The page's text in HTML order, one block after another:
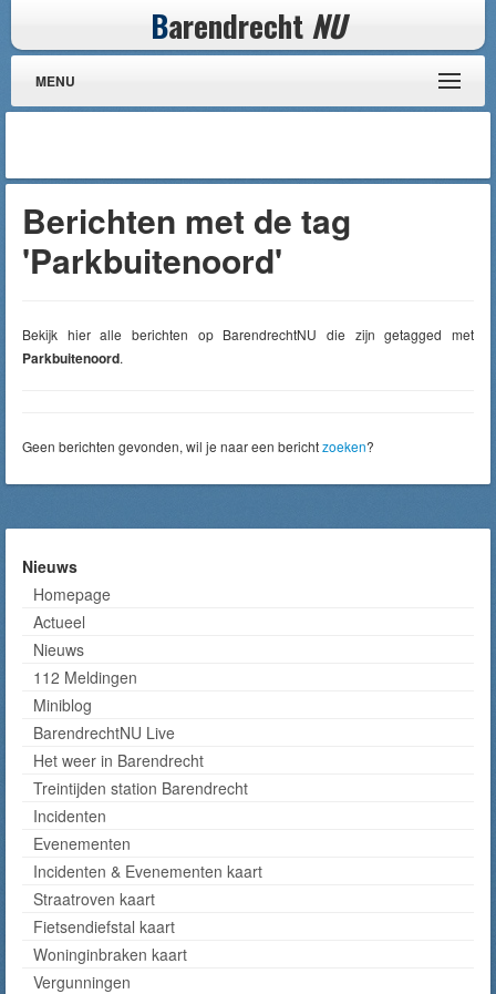
Barendrecht NU
MENU
Berichten met de tag
'Parkbuitenoord'
Bekijk hier alle berichten op BarendrechtNU die zijn getagged met
Parkbuitenoord.
Geen berichten gevonden, wil je naar een berichtzoeken?
Nieuws
Homepage
Actueel
Nieuws
112 Meldingen
Miniblog
BarendrechtNU Live
Het weer in Barendrecht
Treintijden station Barendrecht
Incidenten
Evenementen
Incidenten & Evenementen kaart
Straatroven kaart
Fietsendiefstal kaart
Woninginbraken kaart
Vergunningen